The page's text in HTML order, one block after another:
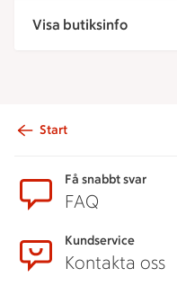
Visa butiksinfo
Start
Få snabbt svar
FAQ
Kundservice
Kontakta oss